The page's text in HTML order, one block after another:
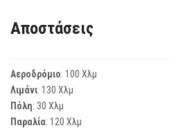
Αποστάσεις
Αεροδρόμιο: 100 Χλμ
Λιμάνι: 130 Χλμ
Πόλη: 30 Χλμ
Παραλία: 120 Χλμ